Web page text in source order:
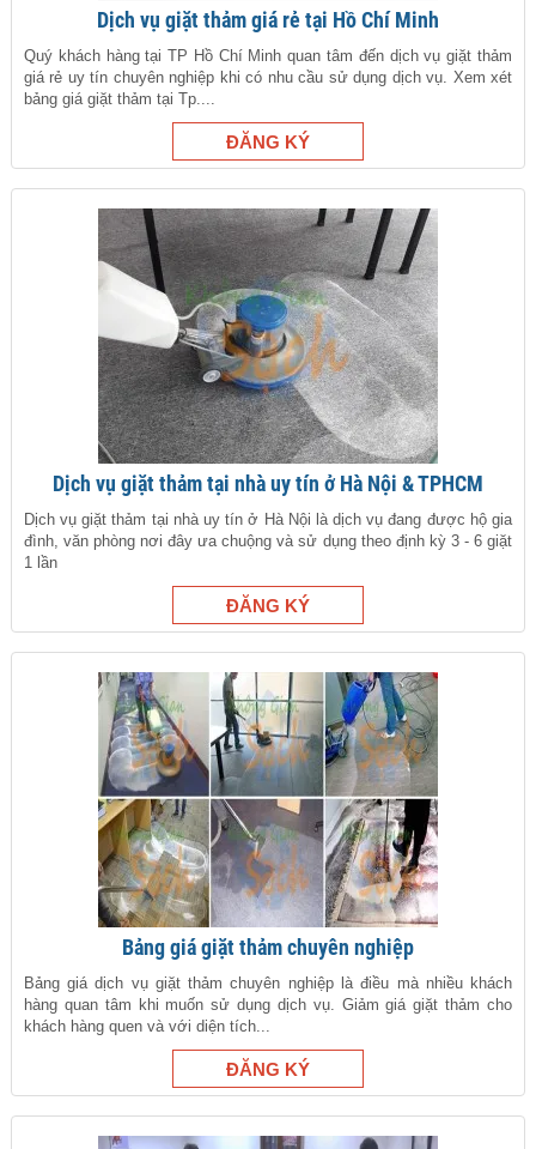
Dịch vụ giặt thảm giá rẻ tại Hồ Chí Minh
Quý khách hàng tại TP Hồ Chí Minh quan tâm đến dịch vụ giặt thảm
giá rẻ uy tín chuyên nghiệp khi có nhu cầu sử dụng dịch vụ. Xem xét
bảng giá giặt thảm tại Tp....
Dịch vụ giặt thảm tại nhà uy tín ở Hà Nội & TPHCM
Dịch vụ giặt thảm tại nhà uy tín ở Hà Nội là dịch vụ đang được hộ gia
đình, văn phòng nơi đây ưa chuộng và sử dụng theo định kỳ 3 - 6 giặt
1 lần
Bảng giá giặt thảm chuyên nghiệp
Bảng giá dịch vụ giặt thảm chuyên nghiệp là điều mà nhiều khách
hàng quan tâm khi muốn sử dụng dịch vụ. Giảm giá giặt thảm cho
khách hàng quen và với diện tích...